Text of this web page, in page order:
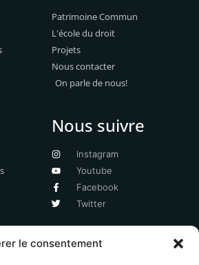
le consentement
Patrimoine Commun
L'école du droit
Projets
Nous contacter
On parle de nous!
Nous suivre
Instagram
Youtube
Facebook
Twitter